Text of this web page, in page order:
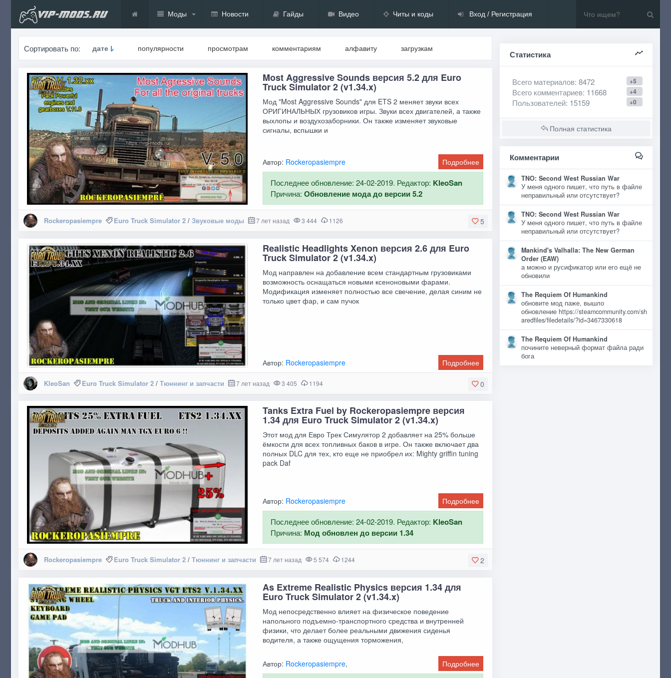
Моды Новости Гайды Видео Читы и коды Вход / Регистрация
Сортировать по: дате популярности просмотрам комментариям алфавиту загрузкам
Most Aggressive Sounds версия 5.2 для Euro
Truck Simulator 2 (v1.34.x)
Мод "Most Aggressive Sounds" для ETS 2 меняет звуки всех
ОРИГИНАЛЬНЫХ грузовиков игры. Звуки всех двигателей, а также
выхлопы и воздухозаборники. Он также изменяет звуковые
сигналы, вспышки и
Автор: Rockeropasiempre Подробнее
Последнее обновление: 24-02-2019. Редактор: KleoSan
Причина:Обновление мода до версии 5.2
5
Rockeropasiempre Euro Truck Simulator 2/ Звуковые моды 7 лет назад 3 444 1126
Realistic Headlights Xenon версия 2.6 для Euro
Truck Simulator 2 (v1.34.x)
Мод направлен на добавление всем стандартным грузовиками
возможность оснащаться новыми ксеноновыми фарами.
Модификация изменяет полностью все свечение, делая синим не
только цвет фар, и сам пучок
Автор: Rockeropasiempre Подробнее
0
KleoSan Euro Truck Simulator 2/ Тюннинг и запчасти 7 лет назад 3 405 1194
Tanks Extra Fuel by Rockeropasiempre версия
1.34 для Euro Truck Simulator 2 (v1.34.x)
Этот мод для Евро Трек Симулятор 2 добавляет на 25% больше
ёмкости для всех топливных баков в игре. Он также включает два
полных DLC для тех, кто еще не приобрел их: Mighty griffin tuning
pack Daf
Автор: Rockeropasiempre Подробнее
Последнее обновление: 24-02-2019. Редактор: KleoSan
Причина: Мод обновлен до версии 1.34
2
Rockeropasiempre Euro Truck Simulator 2/ Тюннинг и запчасти 7 лет назад 5 574 1244
As Extreme Realistic Physics версия 1.34 для
Euro Truck Simulator 2 (v1.34.x)
Мод непосредственно влияет на физическое поведение
напольного подъемно-транспортного средства и внутренней
физики, что делает более реальными движения сиденья
водителя, а также ощущения торможения,
Автор: Rockeropasiempre, Подробнее
Статистика
+5
Всего материалов: 8472
+4
Всего комментариев: 11668
+0
Пользователей: 15159
Полная статистика
Комментарии
TNO: Second West Russian War
У меня одного пишет, что путь в файле
неправильный или отсутствует?
TNO: Second West Russian War
У меня одного пишет, что путь в файле
неправильный или отсутствует?
Mankind's Valhalla: The New German
Order (EAW)
а можно и русификатор или его ещё не
обновили
The Requiem Of Humankind
обновите мод паже, вышло
обновление https://steamcommunity.com/sh
aredfiles/filedetails/?id=3467330618
The Requiem Of Humankind
почините неверный формат файла ради
бога